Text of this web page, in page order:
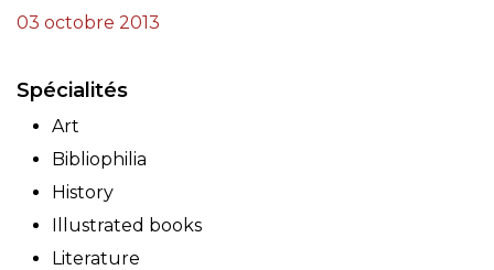
03 octobre 2013
Spécialités
Art
Bibliophilia
History
Illustrated books
Literature